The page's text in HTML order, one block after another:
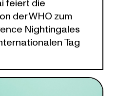
der WHO zum
Nightingales
Tag